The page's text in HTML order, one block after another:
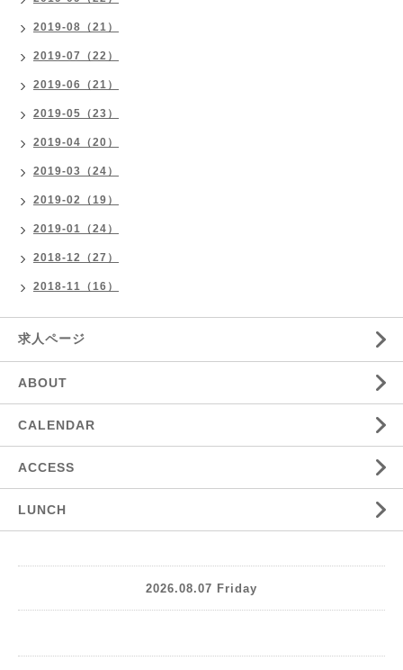
2019-08（21）
2019-07（22）
2019-06（21）
2019-05（23）
2019-04（20）
2019-03（24）
2019-02（19）
2019-01（24）
2018-12（27）
2018-11（16）
求人ページ
ABOUT
CALENDAR
ACCESS
LUNCH
2026.08.07 Friday